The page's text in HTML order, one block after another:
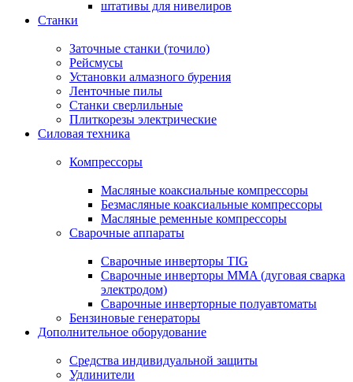
штативы для нивелиров
Станки
Заточные станки (точило)
Рейсмусы
Установки алмазного бурения
Ленточные пилы
Станки сверлильные
Плиткорезы электрические
Силовая техника
Компрессоры
Масляные коаксиальные компрессоры
Безмасляные коаксиальные компрессоры
Масляные ременные компрессоры
Сварочные аппараты
Сварочные инверторы TIG
Сварочные инверторы MMA (дуговая сварка
электродом)
Сварочные инверторные полуавтоматы
Бензиновые генераторы
Дополнительное оборудование
Средства индивидуальной защиты
Удлинители